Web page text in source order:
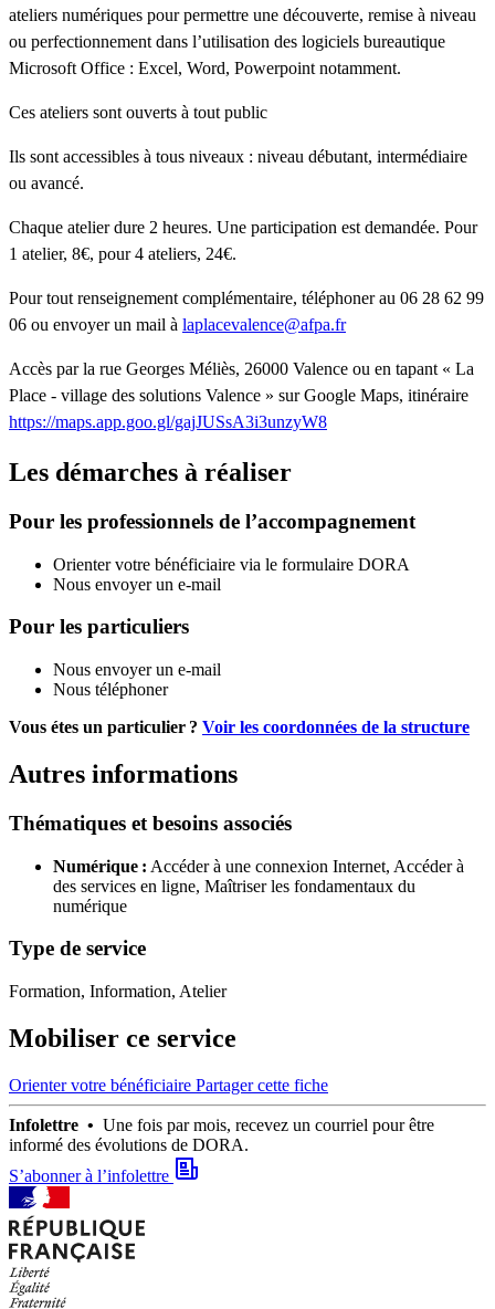
ateliers numériques pour permettre une découverte, remise à niveau
ou perfectionnement dans l’utilisation des logiciels bureautique
Microsoft Office : Excel, Word, Powerpoint notamment.
Ces ateliers sont ouverts à tout public
Ils sont accessibles à tous niveaux : niveau débutant, intermédiaire
ou avancé.
Chaque atelier dure 2 heures. Une participation est demandée. Pour
1 atelier, 8€, pour 4 ateliers, 24€.
Pour tout renseignement complémentaire, téléphoner au 06 28 62 99
06 ou envoyer un mail à laplacevalence@afpa.fr
Accès par la rue Georges Méliès, 26000 Valence ou en tapant « La
Place - village des solutions Valence » sur Google Maps, itinéraire
https://maps.app.goo.gl/gajJUSsA3i3unzyW8
Les démarches à réaliser
Pour les professionnels de l’accompagnement
Orienter votre bénéficiaire via le formulaire DORA
Nous envoyer un e-mail
Pour les particuliers
Nous envoyer un e-mail
Nous téléphoner
Vous étes un particulier ? Voir les coordonnées de la structure
Autres informations
Thématiques et besoins associés
Numérique : Accéder à une connexion Internet, Accéder à
des services en ligne, Maîtriser les fondamentaux du
numérique
Type de service
Formation, Information, Atelier
Mobiliser ce service
Orienter votre bénéficiaire Partager cette fiche
Infolettre • Une fois par mois, recevez un courriel pour être
informé des évolutions de DORA.
S’abonner à l’infolettre